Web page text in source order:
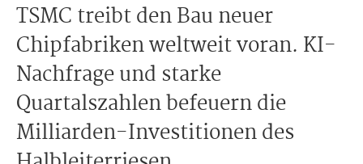
TSMC treibt den Bau neuer
Chipfabriken weltweit voran. KI-
Nachfrage und starke
Quartalszahlen befeuern die
Milliarden-Investitionen des